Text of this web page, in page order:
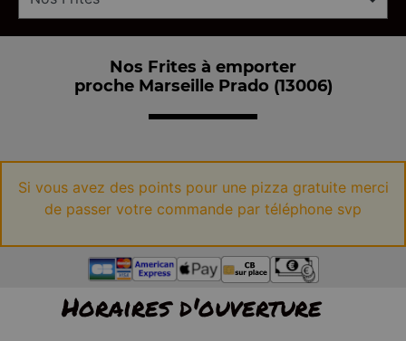
Nos Frites à emporter
proche Marseille Prado (13006)
Si vous avez des points pour une pizza gratuite merci
de passer votre commande par téléphone svp
Horaires d'ouverture